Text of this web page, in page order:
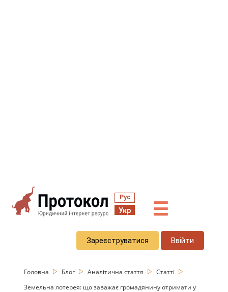
Рус
Укр ☰
Зареєструватися Ввійти
Головна Блог Аналітична стаття
Статті
Земельна лотерея: що заважає громадянину отримати у